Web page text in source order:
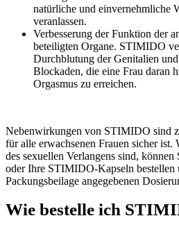
natürliche und einvernehmliche
veranlassen.
Verbesserung der Funktion der
beteiligten Organe. STIMIDO
Durchblutung der Genitalien
Blockaden, die eine Frau daran
Orgasmus zu erreichen.
Nebenwirkungen von STIMIDO sind
für alle erwachsenen Frauen sicher ist.
des sexuellen Verlangens sind,
oder Ihre STIMIDO-Kapseln bestellen
Packungsbeilage angegebenen
Wie bestelle ich